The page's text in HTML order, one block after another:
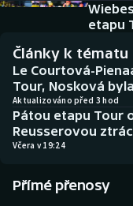
Baseball a softbal
Basketbal
Biatlon
Boby a skeleton
Box
Historické návraty
Aplikace ČT sport
AZ kvíz
etapu
Články k tématu
Le Courtová-
Tour, Nosková
Aktualizováno před 3 hod
Pátou etapu Tour
Reusserovou
Včera v 19:24
Přímé přenosy